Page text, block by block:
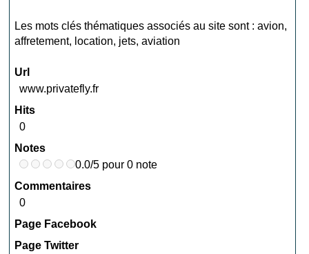
Les mots clés thématiques associés au site sont :avion,
affretement, location, jets,aviation
Url
www.privatefly.fr
Hits
0
Notes
0.0/5 pour 0 note
Commentaires
0
Page Facebook
Page Twitter